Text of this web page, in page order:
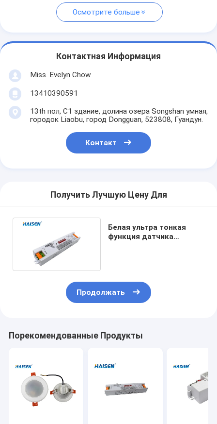
Осмотрите больше
Контактная Информация
Miss. Evelyn Chow
13410390591
13th пол, C1 здание, долина озера Songshan умная,
городок Liaobu, город Dongguan, 523808, Гуандун.
Контакт
Получить Лучшую Цену Для
Белая ультра тонкая
функция датчика
Продолжать
Порекомендованные Продукты